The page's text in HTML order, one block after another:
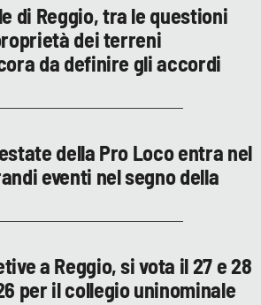
di Reggio, tra le questioni
dei terreni
da definire gli accordi
della Pro Loco entra nel
eventi nel segno della
a Reggio, si vota il 27 e 28
per il collegio uninominale